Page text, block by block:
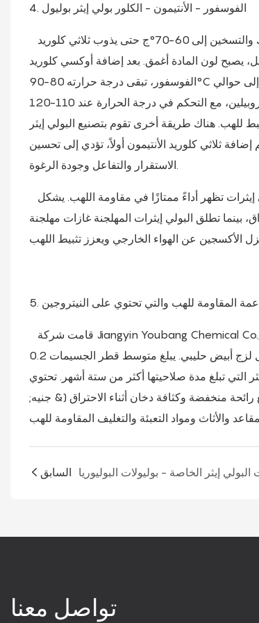
4. الفوسفور - الأنتيمون - الكلور بولي إيثر بوليول
التفاعل، يصبح لون المادة أغمق. بعد إضافة أوكسي كلوريد
الفوسفور، تبقى درجة حرارته 80-90°C لمدة ساعة واحدة، يليها إزالة حمض الهيدروكلوريك بالفراغ حتى تصل قيمة حمض المادة إلى حوالي
300 ملجم كوه/جم. ثم يضاف الإبيكلوروهدرين أو أكسيد البروبيلين، مع التحكم في درجة الحرارة عند 110-120°C، ويتم الاحتفاظ بالخليط لمدة
للهب. هناك طريقة أخرى تقوم بتصنيع البولي إيثر
ثلاثي كلوريد الأنتيمون أولاً، تؤدي إلى تحسين
الاستقرار والتفاعل وجودة الرغوة.
بينما تطلق البولي إيثرات المهلجنة غازات مهلجنة
المقاومة للهب والتي تحتوي على النيتروجين
عالي النشاط. لا يحتوي على الهالوجين أو الفوسفور أو الأنتيمون. يظهر كسائل لزج أبيض حليبي. يبلغ متوسط ​​قطر الجسيمات 0.2 μم، اللزوجة
التي تبلغ مدة صلاحيتها أكثر من ستة أشهر. تحتوي
المصنوعة منه على مؤشر أكسجين يتراوح بين 26-28 ويصل إلى 30، مع رائحة منخفضة وكثافة دخان أثناء الاحتراق (& جنيه;
السابق البولي إيثر الخاصة - بوليولات البوليوريا
تواصل معنا